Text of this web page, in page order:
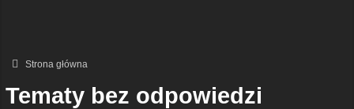
Strona główna
Tematy bez odpowiedzi